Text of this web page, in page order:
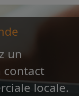
un
locale.